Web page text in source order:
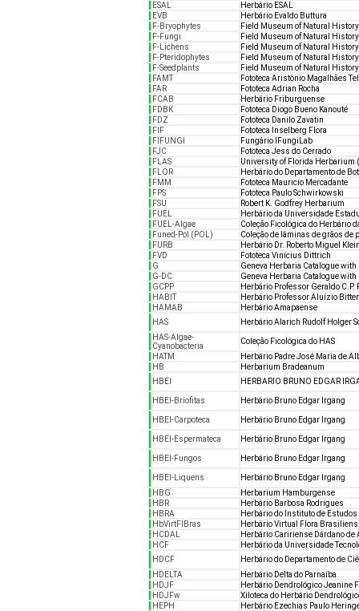
ESAL
Herbário ESAL
EVB
Herbário Evaldo Buttura
F-Bryophytes
Field Museum of Natural
F-Fungi
Field Museum of Natural
F-Lichens
Field Museum of Natural
F-Pteridophytes
Field Museum of Natural
F-Seedplants
Field Museum of Natural
FAMT
Fototeca Aristônio Magalhães
FAR
Fototeca Adrian Rocha
FCAB
Herbário Friburguense
FDBK
Fototeca Diogo Bueno Kanouté
FDZ
Fototeca Danilo Zavatin
FIF
Fototeca Inselberg Flora
FIFUNGI
Fungário IFungiLab
FJC
Fototeca Jess do Cerrado
FLAS
University of Florida Herbarium
FLOR
Herbário do Departamento de
FMM
Fototeca Mauricio Mercadante
FPS
Fototeca Paulo Schwirkowski
FSU
Robert K. Godfrey Herbarium
FUEL
Herbário da Universidade
FUEL-Algae
Coleção Ficológica do Herbário
Funed-Pol (POL)
Coleção de lâminas de grãos de
FURB
Herbário Dr. Roberto Miguel
FVD
Fototeca Vinícius Dittrich
G
Geneva Herbaria Catalogue
G-DC
Geneva Herbaria Catalogue
GCPP
Herbário Professor Geraldo C.P.
HABIT
Herbário Professor Aluízio
HAMAB
Herbário Amapaense
HAS
Herbário Alarich Rudolf Holger
HAS-Algae-
Cyanobacteria
Coleção Ficológica do HAS
HATM
Herbário Padre José Maria de
HB
Herbarium Bradeanum
HBEI
HERBARIO BRUNO EDGAR
HBEI-Briofitas Herbário Bruno Edgar Irgang
HBEI-Carpoteca Herbário Bruno Edgar Irgang
HBEI-Espermateca Herbário Bruno Edgar Irgang
HBEI-Fungos Herbário Bruno Edgar Irgang
HBEI-Liquens
Herbário Bruno Edgar Irgang
HBG
Herbarium Hamburgense
HBR
Herbário Barbosa Rodrigues
HBRA
Herbário do Instituto de
HbVirtFlBras
Herbário Virtual Flora
HCDAL
Herbário Caririense Dárdano de
HCF
Herbário da Universidade
HDCF
Herbário do Departamento de
HDELTA
Herbário Delta do Parnaíba
HDJF
Herbário Dendrológico Jeanine
HDJFw
Xiloteca do Herbário
HEPH
Herbário Ezechias Paulo